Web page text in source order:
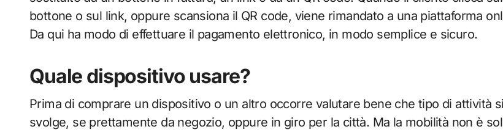
bottone o sul link, oppure scansiona il QR code, viene rimandato a una piattaforma
Da qui ha modo di effettuare il pagamento elettronico, in modo semplice e sicuro.
Quale dispositivo usare?
Prima di comprare un dispositivo o un altro occorre valutare bene che tipo di attività si
svolge, se prettamente da negozio, oppure in giro per la città. Ma la mobilità non è